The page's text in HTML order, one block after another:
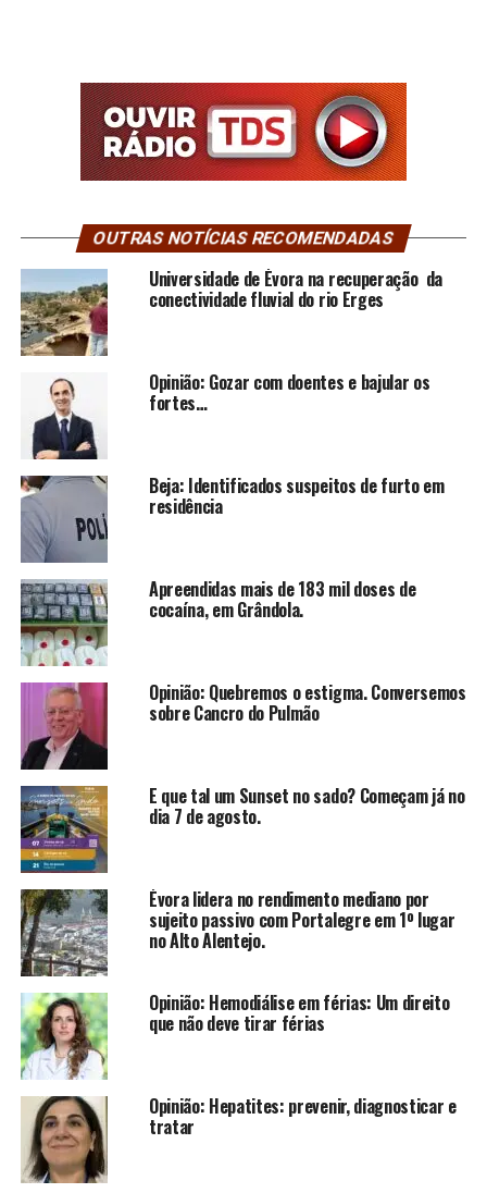
OUTRAS NOTÍCIAS RECOMENDADAS
Universidade de Évora na recuperação da
conectividade fluvial do rio Erges
Opinião: Gozar com doentes e bajular os
fortes…
Beja: Identificados suspeitos de furto em
residência
Apreendidas mais de 183 mil doses de
cocaína, em Grândola.
Opinião: Quebremos o estigma. Conversemos
sobre Cancro do Pulmão
E que tal um Sunset no sado? Começam já no
dia 7 de agosto.
Évora lidera no rendimento mediano por
sujeito passivo com Portalegre em 1º lugar
no Alto Alentejo.
Opinião: Hemodiálise em férias: Um direito
que não deve tirar férias
Opinião: Hepatites: prevenir, diagnosticar e
tratar